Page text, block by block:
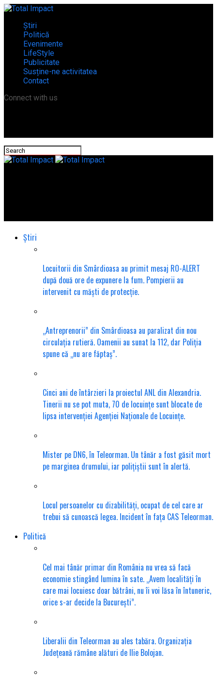
Știri
Politică
Evenimente
LifeStyle
Publicitate
Susține-ne activitatea
Contact
Connect with us
Știri
Locuitorii din Smârdioasa au primit mesaj RO-ALERT
după două ore de expunere la fum. Pompierii au
intervenit cu măști de protecție.
„Antreprenorii” din Smârdioasa au paralizat din nou
circulația rutieră. Oamenii au sunat la 112, dar Poliția
spune că „nu are făptaș”.
Cinci ani de întârzieri la proiectul ANL din Alexandria.
Tinerii nu se pot muta, 70 de locuințe sunt blocate de
lipsa intervenției Agenției Naționale de Locuințe.
Mister pe DN6, în Teleorman. Un tânăr a fost găsit mort
pe marginea drumului, iar polițiștii sunt în alertă.
Locul persoanelor cu dizabilități, ocupat de cel care ar
trebui să cunoască legea. Incident în fața CAS Teleorman.
Politică
Cel mai tânăr primar din România nu vrea să facă
economie stingând lumina în sate. „Avem localități în
care mai locuiesc doar bătrâni, nu îi voi lăsa în întuneric,
orice s-ar decide la București”.
Liberalii din Teleorman au ales tabăra. Organizația
Județeană rămâne alături de Ilie Bolojan.